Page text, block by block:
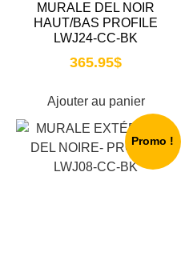
MURALE DEL NOIR
HAUT/BAS PROFILE
LWJ24-CC-BK
365.95$
Ajouter au panier
Promo !